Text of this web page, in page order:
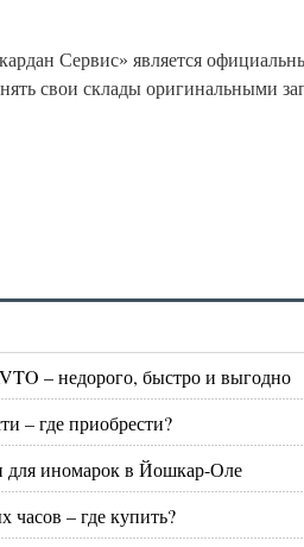
Сервис» является
свои склады оригинальными
– недорого, быстро и выгодно
– где приобрести?
для иномарок в Йошкар-Оле
– где купить?